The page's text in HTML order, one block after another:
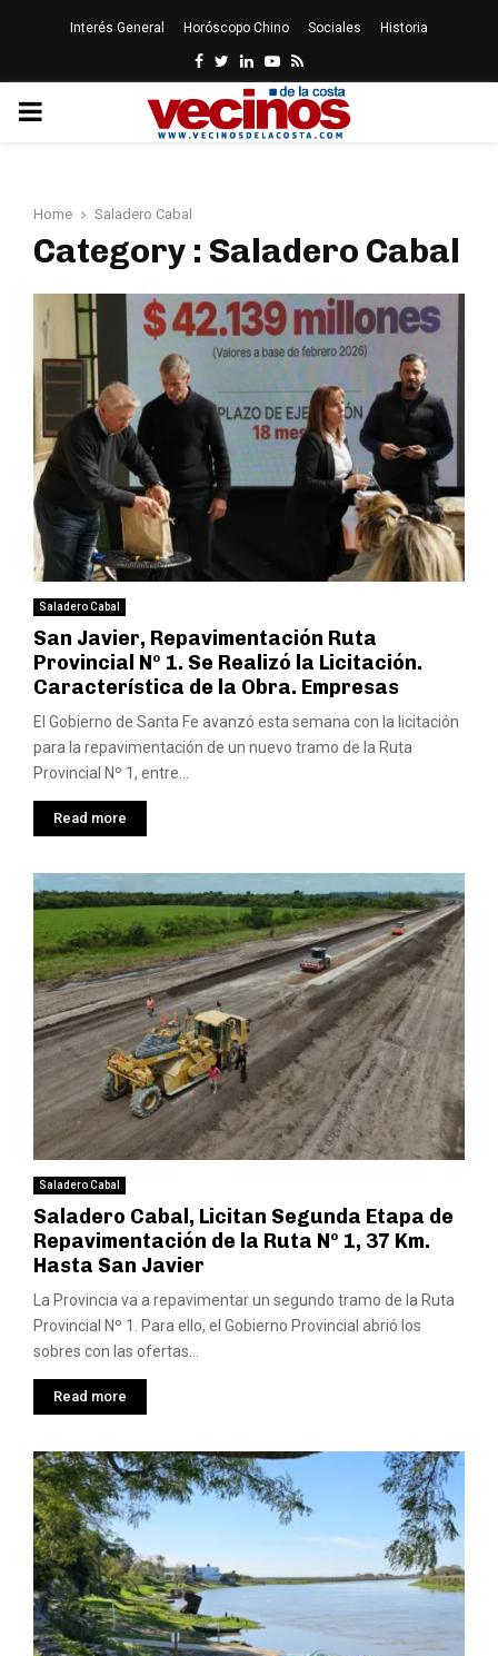
Interés General Horóscopo Chino Sociales Historia
Facebook
Twitter
LinkedinYoutube
Rss
PRIMARY
Home Saladero Cabal
Category : Saladero Cabal
Saladero Cabal
San Javier, Repavimentación Ruta
Provincial Nº 1. Se Realizó la Licitación.
Característica de la Obra. Empresas
El Gobierno de Santa Fe avanzó esta semana con la licitación
para la repavimentación de un nuevo tramo de la Ruta
Provincial Nº 1, entre...
Read more
Saladero Cabal
Saladero Cabal, Licitan Segunda Etapa de
Repavimentación de la Ruta Nº 1, 37 Km.
Hasta San Javier
La Provincia va a repavimentar un segundo tramo de la Ruta
Provincial Nº 1. Para ello, el Gobierno Provincial abrió los
sobres con las ofertas...
Read more